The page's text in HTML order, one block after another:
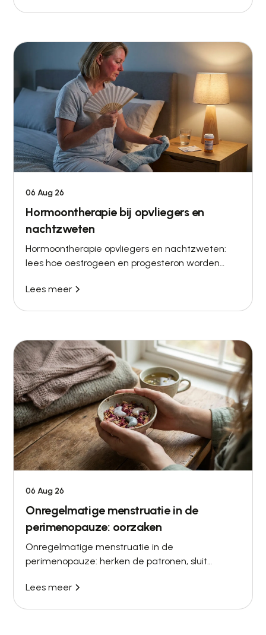
06 Aug 26
Hormoontherapie bij opvliegers en
nachtzweten
Hormoontherapie opvliegers en nachtzweten:
lees hoe oestrogeen en progesteron worden
begeleidt.
Lees meer
06 Aug 26
Onregelmatige menstruatie in de
perimenopauze: oorzaken
Onregelmatige menstruatie in de
perimenopauze: herken de patronen, sluit
bloedonderzoek en behandeling zinvol zijn.
Lees meer